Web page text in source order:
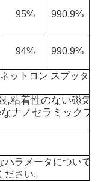
95% 990.9%
94% 990.9%
ットロン スプッター
,粘着性のない磁気
ナノセラミックフ
パラメータについて
ださい.